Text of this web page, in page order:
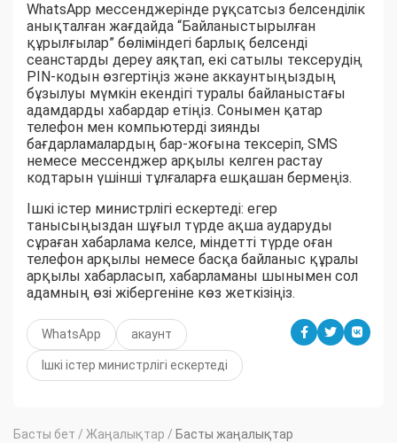
WhatsApp мессенджерінде рұқсатсыз белсенділік
анықталған жағдайда “Байланыстырылған
құрылғылар” бөліміндегі барлық белсенді
сеанстарды дереу аяқтап, екі сатылы тексерудің
PIN-кодын өзгертіңіз және аккаунтыңыздың
бұзылуы мүмкін екендігі туралы байланыстағы
адамдарды хабардар етіңіз. Сонымен қатар
телефон мен компьютерді зиянды
бағдарламалардың бар-жоғына тексеріп, SMS
немесе мессенджер арқылы келген растау
кодтарын үшінші тұлғаларға ешқашан бермеңіз.
Ішкі істер министрлігі ескертеді: егер
танысыңыздан шұғыл түрде ақша аударуды
сұраған хабарлама келсе, міндетті түрде оған
телефон арқылы немесе басқа байланыс құралы
арқылы хабарласып, хабарламаны шынымен сол
адамның өзі жібергеніне көз жеткізіңіз.
WhatsApp акаунт
Ішкі істер министрлігі ескертеді
Басты бет / Жаңалықтар / Басты жаңалықтар